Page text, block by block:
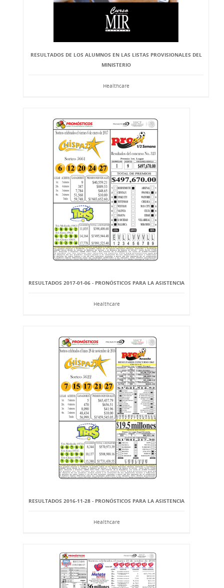
RESULTADOS DE LOS ALUMNOS EN LAS LISTAS PROVISIONALES DEL
MINISTERIO
Healthcare
RESULTADOS 2017-01-06 - PRONÓSTICOS PARA LA ASISTENCIA
Healthcare
RESULTADOS 2016-11-28 - PRONÓSTICOS PARA LA ASISTENCIA
Healthcare